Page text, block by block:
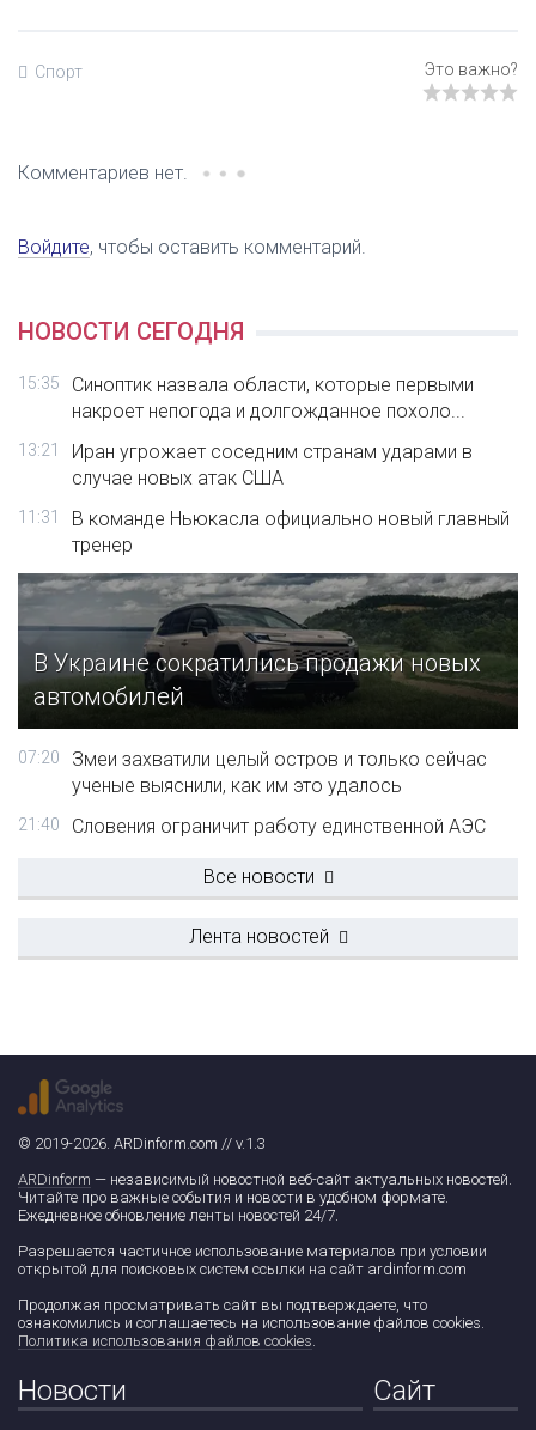
Спорт
Комментариев нет.
Войдите, чтобы оставить комментарий.
НОВОСТИ СЕГОДНЯ
15:35
Синоптик назвала области, которые первыми
накроет непогода и долгожданное похоло...
13:21
Иран угрожает соседним странам ударами в
случае новых атак США
11:31
В команде Ньюкасла официально новый главный
тренер
В Украине сократились продажи новых
автомобилей
07:20
Змеи захватили целый остров и только сейчас
ученые выяснили, как им это удалось
21:40 Словения ограничит работу единственной АЭС
Все новости
Лента новостей
© 2019-2026. ARDinform.com // v.1.3
ARDinform — независимый новостной веб-сайт актуальных новостей.
Читайте про важные события и новости в удобном формате.
Ежедневное обновление ленты новостей 24/7.
Разрешается частичное использование материалов при условии
открытой для поисковых систем ссылки на сайт ardinform.com
Продолжая просматривать сайт вы подтверждаете, что
ознакомились и соглашаетесь на использование файлов cookies.
Политика использования файлов cookies.
Новости Сайт